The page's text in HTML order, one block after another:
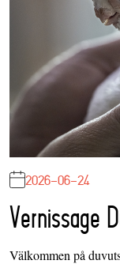
2026-06-24
Vernissage
Välkommen på